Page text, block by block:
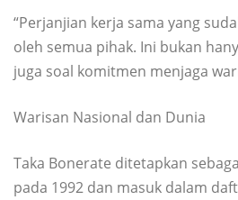
“Perjanjian kerja sama yang
oleh semua pihak. Ini bukan
juga soal komitmen menjaga
Warisan Nasional dan Dunia
Taka Bonerate ditetapkan
pada 1992 dan masuk dalam